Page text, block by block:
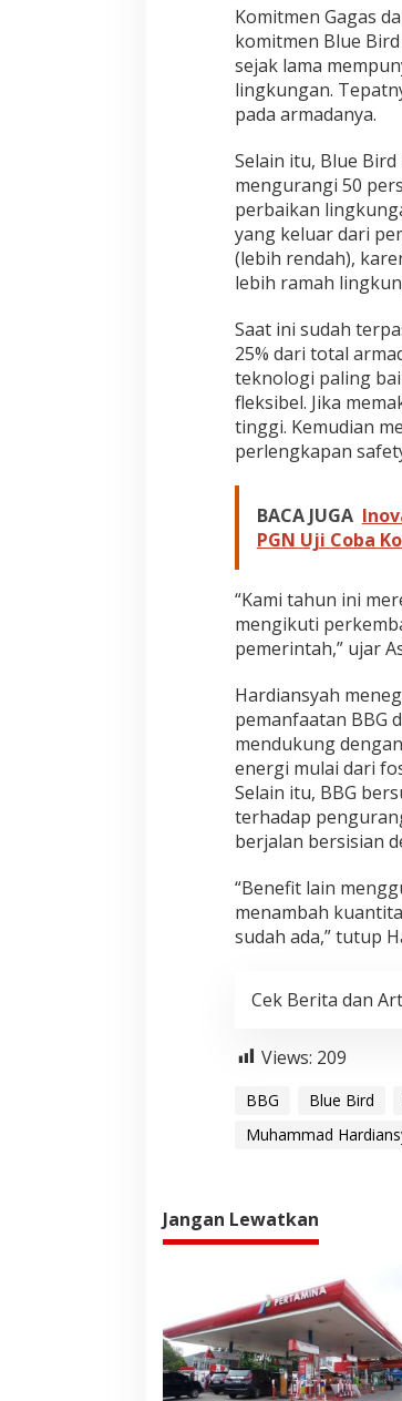
i
E
n
e
r
i
R
a
m
a
h
L
i
g
k
u
n
g
a
n
Komitmen Gagas
komitmen Blue
sejak lama
lingkungan.
pada armadanya.
Selain itu, Blue
mengurangi 50
perbaikan
yang keluar dari
(lebih rendah),
lebih ramah
Saat ini sudah
25% dari total
teknologi paling
fleksibel. Jika
tinggi. Kemudian
perlengkapan
BACA JUGA
PGN Uji Coba
“Kami tahun ini
mengikuti
pemerintah,” ujar
Hardiansyah
pemanfaatan BBG
mendukung
energi mulai dari
Selain itu, BBG
terhadap
berjalan bersisian
“Benefit lain
menambah
sudah ada,” tutup
Cek Berita dan
Views: 209
BBG Blue Bird
Muhammad
Jangan Lewatkan